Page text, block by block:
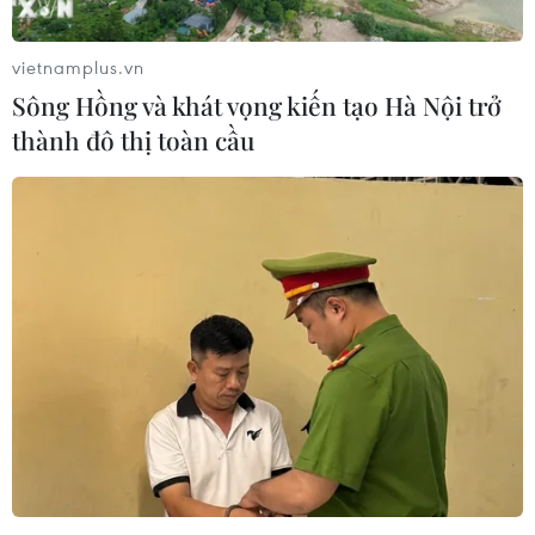
Phó Tổng Biên tập: NGUYỄN THỊ TÁM, KHÚC THANH
Quy định sử dụng
Hỗ trợ
TTXVN
Quảng cáo
vietnamplus.vn
Sông Hồng và khát vọng kiến tạo Hà Nội trở
thành đô thị toàn cầu